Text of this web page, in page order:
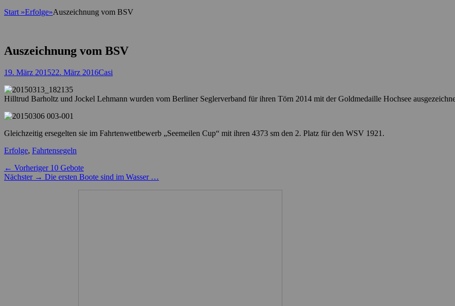
Start »Erfolge»Auszeichnung vom BSV
Auszeichnung vom BSV
Posted
19. März 201522. März 2016Autor
Casi
Hilltrud Barholtz und Jockel Lehmann wurden vom Berliner Seglerverband für ihren Törn 2014 mit der Goldmedaille Hochsee
Gleichzeitig ersegelten sie im Fahrtenwettbewerb „Seemeilen Cup“ mit ihren 4373 sm den 2. Platz für den WSV 1921.
Kategorien
Erfolge, Fahrtensegeln
Beitragsnavigation
← Vorheriger Vorheriger
Beitrag:
10 Gebote
Nächster → Nächster
Die ersten Boote sind im Wasser …